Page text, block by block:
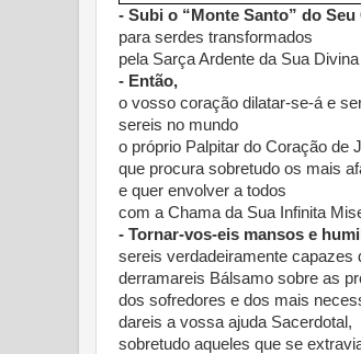
- Subi o “Monte Santo” do Seu
para serdes transformados
pela Sarça Ardente da Sua
- Então,
o vosso coração dilatar-se-á e
sereis no mundo
o próprio Palpitar do Coração de
que procura sobretudo os mais
e quer envolver a todos
com a Chama da Sua Infinita
- Tornar-vos-eis mansos e
sereis verdadeiramente capazes
derramareis Bálsamo sobre as
dos sofredores e dos mais
dareis a vossa ajuda Sacerdotal,
sobretudo aqueles que se